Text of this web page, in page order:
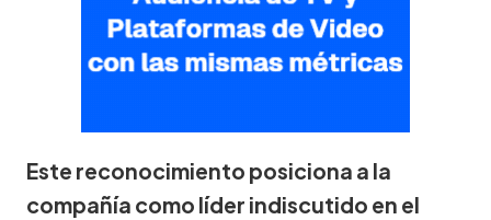
Este reconocimiento posiciona a la
compañía como líder indiscutido en el